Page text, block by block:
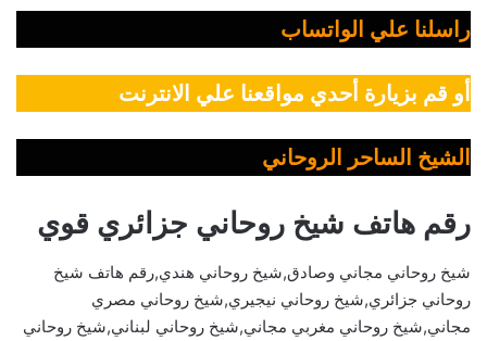
راسلنا علي الواتساب
أو قم بزيارة أحدي مواقعنا علي الانترنت
الشيخ الساحر الروحاني
رقم هاتف شيخ روحاني جزائري قوي
شيخ روحاني مجاني وصادق,شيخ روحاني هندي,رقم هاتف شيخ
روحاني جزائري,شيخ روحاني نيجيري,شيخ روحاني مصري
مجاني,شيخ روحاني مغربي مجاني,شيخ روحاني لبناني,شيخ روحاني